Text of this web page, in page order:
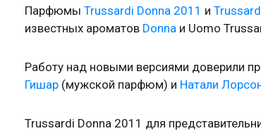
Парфюмы Trussardi Donna 2011 и
известных ароматов Donna и Uomo
Работу над новыми версиями доверили
Гишар (мужской парфюм) и Натали
Trussardi Donna 2011 для